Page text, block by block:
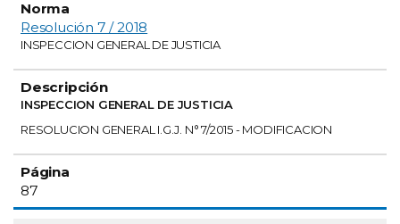
Resolución 7 / 2018
INSPECCION GENERAL DE JUSTICIA
INSPECCION GENERAL DE JUSTICIA
RESOLUCION GENERAL I.G.J. N° 7/2015 - MODIFICACION
87